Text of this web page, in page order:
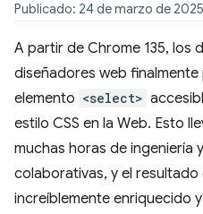
Publicado: 24 de marzo de 2025
A partir de Chrome 135, los
diseñadores web finalmente
elemento <select>
estilo CSS en la Web. Esto
muchas horas de ingeniería
colaborativas, y el
increíblemente enriquecido